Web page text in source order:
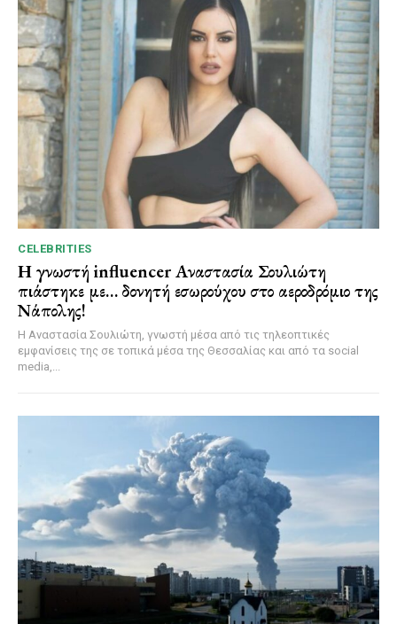
CELEBRITIES
Η γνωστή influencer Αναστασία Σουλιώτη
πιάστηκε με… δονητή εσωρούχου στο αεροδρόμιο της
Νάπολης!
Η Αναστασία Σουλιώτη, γνωστή μέσα από τις τηλεοπτικές
εμφανίσεις της σε τοπικά μέσα της Θεσσαλίας και από τα social
media,...